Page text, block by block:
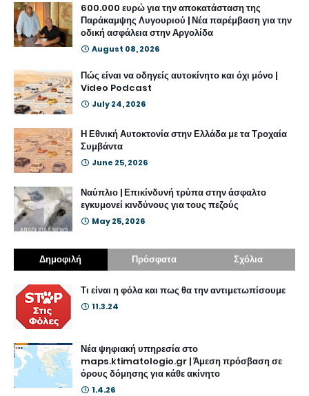
600.000 ευρώ για την αποκατάσταση της
Παράκαμψης Λυγουριού | Νέα παρέμβαση για την
οδική ασφάλεια στην Αργολίδα
August 08, 2026
Πώς είναι να οδηγείς αυτοκίνητο και όχι μόνο |
Video Podcast
July 24, 2026
Η Εθνική Αυτοκτονία στην Ελλάδα με τα Τροχαία
Συμβάντα
June 25, 2026
Ναύπλιο | Επικίνδυνή τρύπα στην άσφαλτο
εγκυμονεί κινδύνους για τους πεζούς
May 25, 2026
Δημοφιλή Πρόσφατα Σχόλια
Τι είναι η φόλα και πως θα την αντιμετωπίσουμε
11.3.24
Νέα ψηφιακή υπηρεσία στο
maps.ktimatologio.gr | Άμεση πρόσβαση σε
όρους δόμησης για κάθε ακίνητο
1.4.26